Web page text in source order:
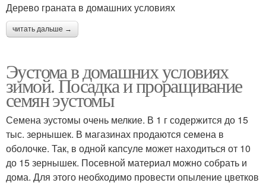
Дерево граната в домашних условиях
читать дальше →
Эустома в домашних условиях
зимой. Посадка и проращивание
семян эустомы
Семена эустомы очень мелкие. В 1 г содержится до 15
тыс. зернышек. В магазинах продаются семена в
оболочке. Так, в одной капсуле может находиться от 10
до 15 зернышек. Посевной материал можно собрать и
дома. Для этого необходимо провести опыление цветков